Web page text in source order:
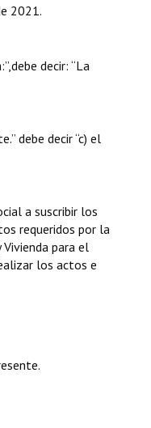
2021.
decir: “La
debe decir “c) el
a suscribir los
requeridos por la
para el
los actos e